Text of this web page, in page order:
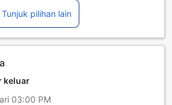
bahasa Sepanyol
Tunjuk pilihan lain
keluar
03:00 PM